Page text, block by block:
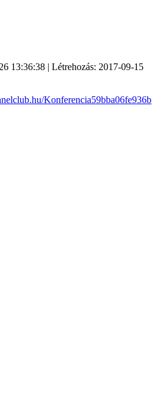
13:36:38 | Létrehozás: 2017-09-15
Konferencia59bba06fe936b